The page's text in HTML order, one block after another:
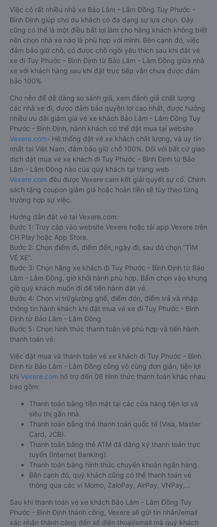
Việc có rất nhiều nhà xe Bảo Lâm - Lâm Đồng Tuy Phước -
Bình Định giúp cho du khách có đa dạng sự lựa chọn. Đây
cũng có thể là một điều bất lợi làm cho hàng khách không biết
nên chọn nhà xe nào là phù hợp với mình. Bên cạnh đó, việc
đảm bảo giữ chỗ, có được chỗ ngồi yêu thích sau khi đặt vé
xe đi Tuy Phước - Bình Định từ Bảo Lâm - Lâm Đồng giữa nhà
xe với khách hàng sau khi đặt trực tiếp vẫn chưa được đảm
bảo 100%.
Cho nên để dễ dàng so sánh giá, xem đánh giá chất lượng
các nhà xe đi, được đảm bảo quyền lợi cao nhất, được hưởng
nhiều ưu đãi giảm giá vé xe khách Bảo Lâm - Lâm Đồng Tuy
Phước - Bình Định, hành khách có thể đặt mua tại website
Vexere.com- Hệ thống đặt vé xe khách chất lượng, và uy tín
nhất tại Việt Nam, đảm bảo giữ chỗ 100%. Đối với bất cứ giao
dịch đặt mua vé xe khách đi Tuy Phước - Bình Định từ Bảo
Lâm - Lâm Đồng nào của quý khách tại trang web
Vexere.com đều được Vexere cam kết giải quyết sự cố. Chính
sách tặng coupon giảm giá hoặc hoàn tiền sẽ tùy theo từng
trường hợp sự việc.
Hướng dẫn đặt vé tại Vexere.com:
Bước 1: Truy cập vào website Vexere hoặc tải app Vexere trên
CH Play hoặc App Store.
Bước 2: Chọn điểm đi, điểm đến, ngày đi, sau đó chọn “TÌM
VÉ XE”.
Bước 3: Chọn hãng xe khách đi Tuy Phước - Bình Định từ Bảo
Lâm - Lâm Đồng, giờ khởi hành phù hợp. Bấm chọn vào khung
giờ quý khách muốn đi để tiến hành đặt vé.
Bước 4: Chọn vị trí/giường ghế, điểm đón, điểm trả và nhập
thông tin hành khách khi đặt mua vé xe đi Tuy Phước - Bình
Định từ Bảo Lâm - Lâm Đồng
Bước 5: Chọn hình thức thanh toán vé phù hợp và tiến hành
thanh toán vé.
Việc đặt mua và thanh toán vé xe khách đi Tuy Phước - Bình
Định từ Bảo Lâm - Lâm Đồng cũng vô cùng đơn giản, tiện lợi
khi Vexere.com hỗ trợ đến 06 hình thức thanh toán khác nhau
bao gồm:
Thanh toán bằng tiền mặt tại các cửa hàng tiện lợi và
siêu thị gần nhà.
Thanh toán bằng thẻ thanh toán quốc tế (Visa, Master
Card, JCB).
Thanh toán bằng thẻ ATM đã đăng ký thanh toán trực
tuyến (Internet Banking).
Thanh toán bằng hình thức chuyển khoản ngân hàng.
Bên cạnh đó, quý khách cũng có thể thanh toán vé
thông qua các ví Momo, ZaloPay, AirPay, VNPay,…
Sau khi thanh toán vé xe khách Bảo Lâm - Lâm Đồng Tuy
Phước - Bình Định thành công, Vexere sẽ gửi tin nhắn/email
xác nhận thành công đến số điện thoại/email mà quý khách